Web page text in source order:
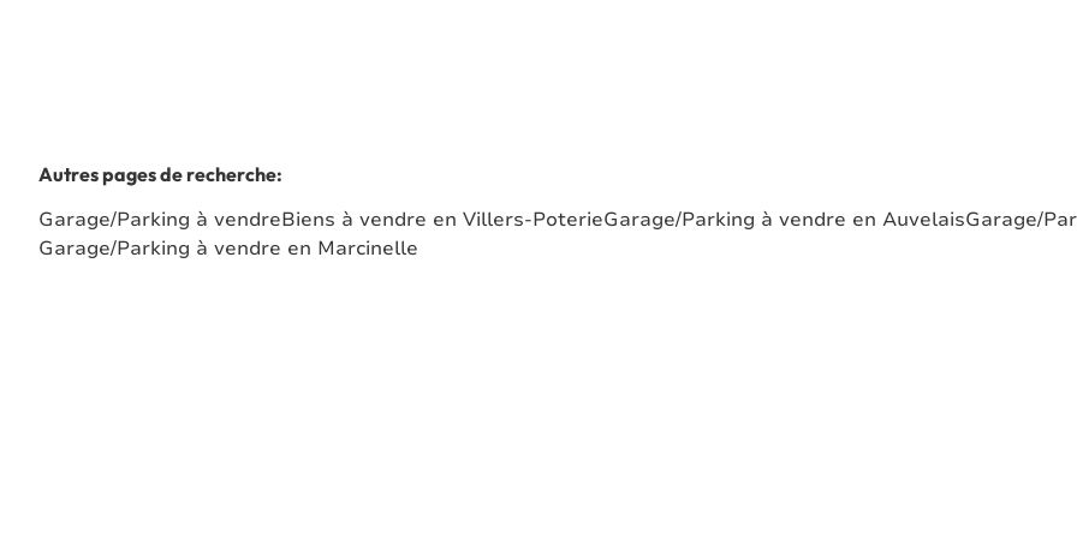
Autres pages de recherche:
Garage/Parking à vendreBiens à vendre en Villers-PoterieGarage/Parking à vendre en AuvelaisGarage/
Garage/Parking à vendre en Marcinelle